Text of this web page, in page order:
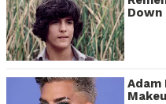
Down
Adam